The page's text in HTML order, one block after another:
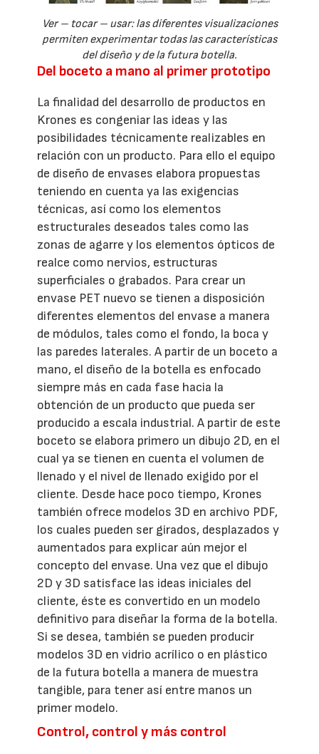
Ver – tocar – usar: las diferentes visualizaciones
permiten experimentar todas las características
del diseño y de la futura botella.
Del boceto a mano al primer prototipo
La finalidad del desarrollo de productos en
Krones es congeniar las ideas y las
posibilidades técnicamente realizables en
relación con un producto. Para ello el equipo
de diseño de envases elabora propuestas
teniendo en cuenta ya las exigencias
técnicas, así como los elementos
estructurales deseados tales como las
zonas de agarre y los elementos ópticos de
realce como nervios, estructuras
superficiales o grabados. Para crear un
envase PET nuevo se tienen a disposición
diferentes elementos del envase a manera
de módulos, tales como el fondo, la boca y
las paredes laterales. A partir de un boceto a
mano, el diseño de la botella es enfocado
siempre más en cada fase hacia la
obtención de un producto que pueda ser
producido a escala industrial. A partir de este
boceto se elabora primero un dibujo 2D, en el
cual ya se tienen en cuenta el volumen de
llenado y el nivel de llenado exigido por el
cliente. Desde hace poco tiempo, Krones
también ofrece modelos 3D en archivo PDF,
los cuales pueden ser girados, desplazados y
aumentados para explicar aún mejor el
concepto del envase. Una vez que el dibujo
2D y 3D satisface las ideas iniciales del
cliente, éste es convertido en un modelo
definitivo para diseñar la forma de la botella.
Si se desea, también se pueden producir
modelos 3D en vidrio acrílico o en plástico
de la futura botella a manera de muestra
tangible, para tener así entre manos un
primer modelo.
Control, control y más control